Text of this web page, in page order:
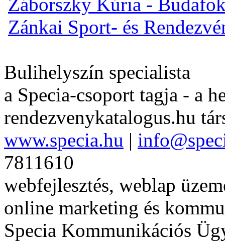
Záborszky Kúria -
Zánkai Sport- és
Bulihelyszín specialista
a Specia-csoport tagja - a
rendezvenykatalogus.hu
www.specia.hu |
7811610
webfejlesztés, weblap
online marketing és
Specia Kommunikációs